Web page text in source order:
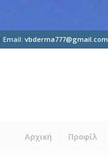
Email: vbderma777@gmail.com
Αρχική Προφίλ